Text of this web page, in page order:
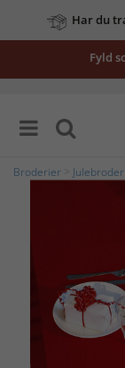
Har du
Fyld
Broderier